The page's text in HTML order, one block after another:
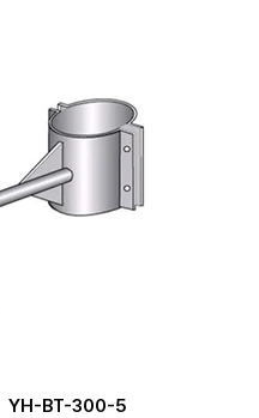
YH-BT-300-5